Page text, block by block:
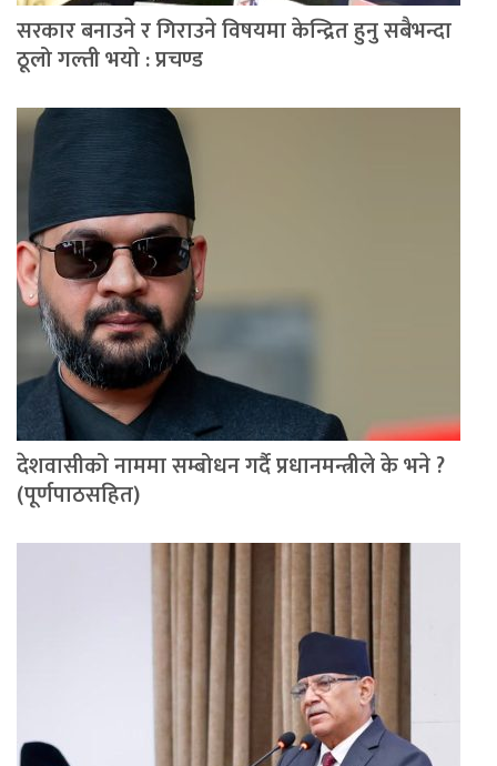
सरकार बनाउने र गिराउने विषयमा केन्द्रित हुनु सबैभन्दा
ठूलो गल्ती भयो : प्रचण्ड
देशवासीको नाममा सम्बोधन गर्दै प्रधानमन्त्रीले के भने ?
(पूर्णपाठसहित)